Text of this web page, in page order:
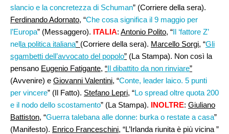
slancio e la concretezza di Schuman” (Corriere della sera).
Ferdinando Adornato, “Che cosa significa il 9 maggio per
l’Europa” (Messaggero). ITALIA: Antonio Polito, “Il ‘fattore Z’
nella politica italiana” (Corriere della sera). Marcello Sorgi, “Gli
sgambetti dell’avvocato del popolo” (La Stampa). Non così la
pensano Eugenio Fatigante, “Il dibattito da non rinviare”
(Avvenire) e Giovanni Valentini, “Conte, leader laico. 5 punti
per vincere” (Il Fatto). Stefano Lepri, “Lo spread oltre quota 200
e il nodo dello scostamento” (La Stampa). INOLTRE: Giuliano
Battiston, “Guerra talebana alle donne: burka o restate a casa”
(Manifesto). Enrico Franceschini, “L’Irlanda riunita è più vicina ”